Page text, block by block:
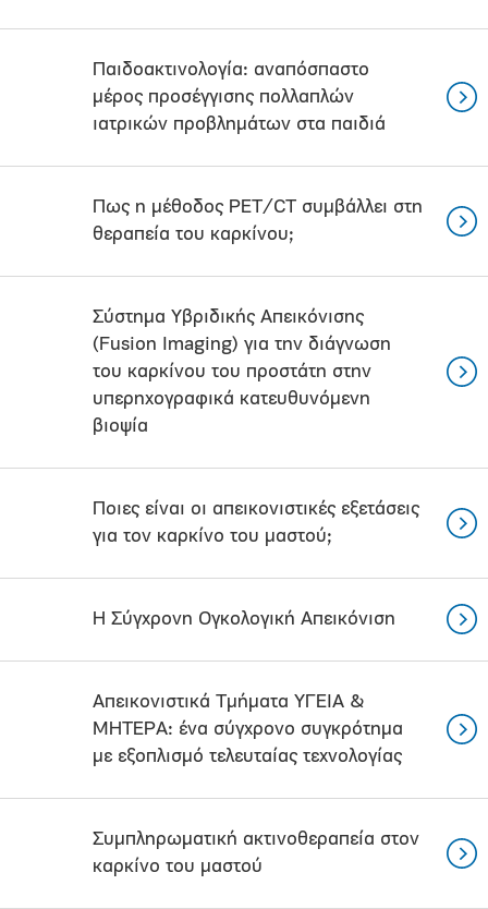
Παιδοακτινολογία: αναπόσπαστο
μέρος προσέγγισης πολλαπλών
ιατρικών προβλημάτων στα παιδιά
Πως η μέθοδος PET/CT συμβάλλει στη
θεραπεία του καρκίνου;
Σύστημα Υβριδικής Απεικόνισης
(Fusion Imaging) για την διάγνωση
του καρκίνου του προστάτη στην
υπερηχογραφικά κατευθυνόμενη
βιοψία
Ποιες είναι οι απεικονιστικές εξετάσεις
για τον καρκίνο του μαστού;
Η Σύγχρονη Ογκολογική Απεικόνιση
Απεικονιστικά Τμήματα ΥΓΕΙΑ &
ΜΗΤΕΡΑ: ένα σύγχρονο συγκρότημα
με εξοπλισμό τελευταίας τεχνολογίας
Συμπληρωματική ακτινοθεραπεία στον
καρκίνο του μαστού